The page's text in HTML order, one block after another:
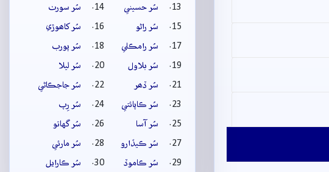
سُر حسيني
سُر سورٺ
سُر راڻو
سُر کاھوڙي
سُر رامڪلي
سُر پورب
سُر بلاول
سُر ليلا
سُر ڏھر
سُر جاجڪاڻي
سُر ڪاپائتي
سُر رِپ
سُر آسا
سُر گهاتو
سُر ڪيڏارو
سُر مارئي
سُر ڪاموڏ
سُر ڪارايل